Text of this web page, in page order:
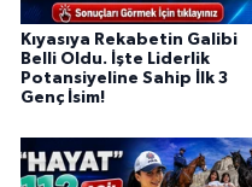
Kıyasıya Rekabetin Galibi
Belli Oldu. İşte Liderlik
Potansiyeline Sahip İlk 3
Genç İsim!